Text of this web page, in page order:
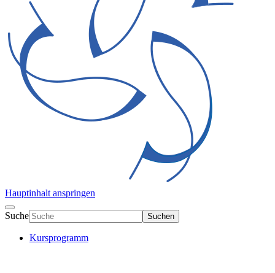
Hauptinhalt anspringen
Suche Suchen
Kursprogramm